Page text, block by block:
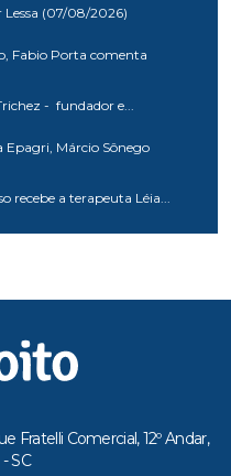
Lessa (07/08/2026)
Fabio Porta comenta
- fundador e...
Epagri, Márcio Sônego
recebe a terapeuta Léia...
Fratelli Comercial, 12º Andar,
SC